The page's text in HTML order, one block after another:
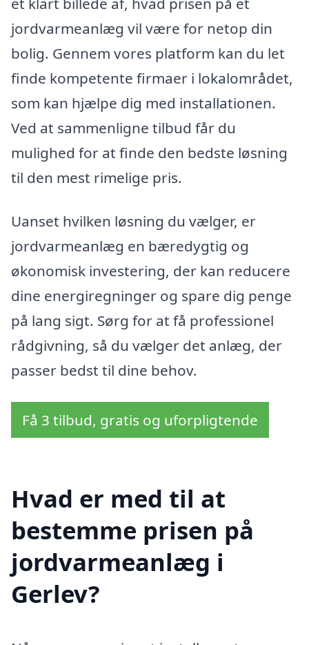
jordvarmeanlæg vil være for netop din
bolig. Gennem vores platform kan du let
finde kompetente firmaer i lokalområdet,
som kan hjælpe dig med installationen.
Ved at sammenligne tilbud får du
mulighed for at finde den bedste løsning
til den mest rimelige pris.
Uanset hvilken løsning du vælger, er
jordvarmeanlæg en bæredygtig og
økonomisk investering, der kan reducere
dine energiregninger og spare dig penge
på lang sigt. Sørg for at få professionel
rådgivning, så du vælger det anlæg, der
passer bedst til dine behov.
Få 3 tilbud, gratis og uforpligtende
Hvad er med til at
bestemme prisen på
jordvarmeanlæg i
Gerlev?